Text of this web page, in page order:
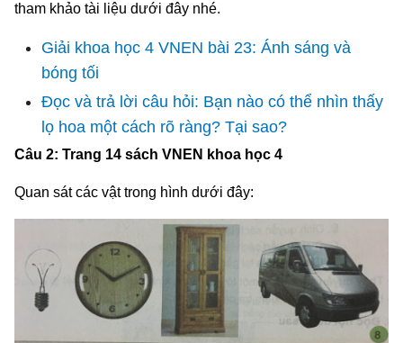
tham khảo tài liệu dưới đây nhé.
Giải khoa học 4 VNEN bài 23: Ánh sáng và
bóng tối
Đọc và trả lời câu hỏi: Bạn nào có thể nhìn thấy
lọ hoa một cách rõ ràng? Tại sao?
Câu 2: Trang 14 sách VNEN khoa học 4
Quan sát các vật trong hình dưới đây: